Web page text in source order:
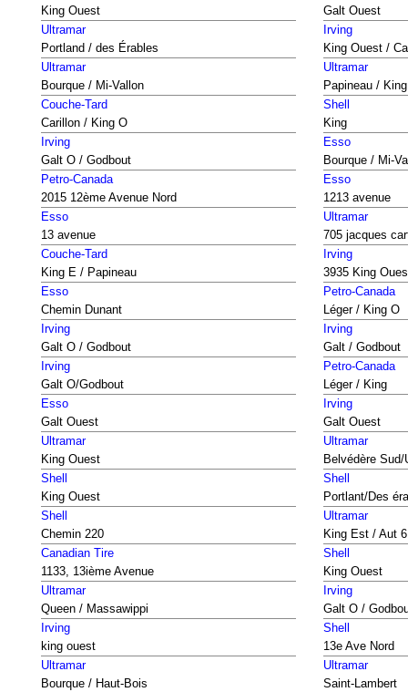
King Ouest
Galt Ouest
Ultramar
Portland / des Érables
Irving
King Ouest /
Ultramar
Bourque / Mi-Vallon
Ultramar
Papineau /
Couche-Tard
Carillon / King O
Shell
King
Irving
Galt O / Godbout
Esso
Bourque / Mi-
Petro-Canada
2015 12ème Avenue Nord
Esso
1213 avenue
Esso
13 avenue
Ultramar
705 jacques
Couche-Tard
King E / Papineau
Irving
3935 King
Esso
Chemin Dunant
Petro-Canada
Léger / King O
Irving
Galt O / Godbout
Irving
Galt / Godbout
Irving
Galt O/Godbout
Petro-Canada
Léger / King
Esso
Galt Ouest
Irving
Galt Ouest
Ultramar
King Ouest
Ultramar
Belvédère Sud/
Shell
King Ouest
Shell
Portlant/Des
Shell
Chemin 220
Ultramar
King Est / Aut
Canadian Tire
1133, 13ième Avenue
Shell
King Ouest
Ultramar
Queen / Massawippi
Irving
Galt O /
Irving
king ouest
Shell
13e Ave Nord
Ultramar
Bourque / Haut-Bois
Ultramar
Saint-Lambert